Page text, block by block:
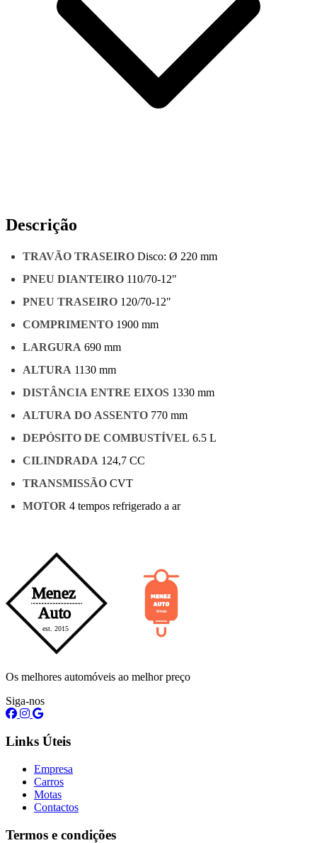
Descrição
TRAVÃO TRASEIRO Disco: Ø 220 mm
PNEU DIANTEIRO 110/70-12"
PNEU TRASEIRO 120/70-12"
COMPRIMENTO 1900 mm
LARGURA 690 mm
ALTURA 1130 mm
DISTÂNCIA ENTRE EIXOS 1330 mm
ALTURA DO ASSENTO 770 mm
DEPÓSITO DE COMBUSTÍVEL 6.5 L
CILINDRADA 124,7 CC
TRANSMISSÃO CVT
MOTOR 4 tempos refrigerado a ar
Os melhores automóveis ao melhor preço
Siga-nos
Links Úteis
Empresa
Carros
Motas
Contactos
Termos e condições